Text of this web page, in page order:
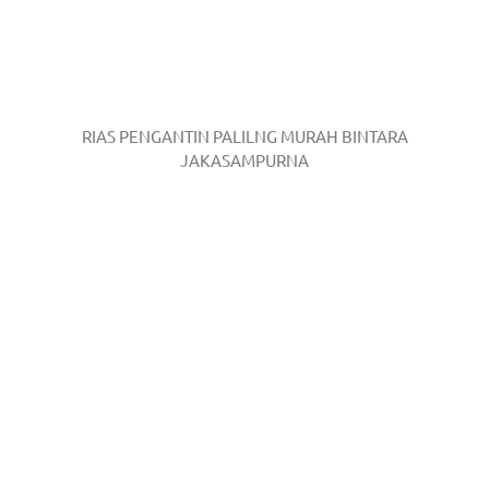
RIAS PENGANTIN PALILNG MURAH BINTARA
JAKASAMPURNA